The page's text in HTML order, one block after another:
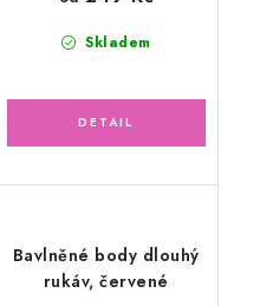
Skladem
Bavlněné body dlouhý
rukáv, červené